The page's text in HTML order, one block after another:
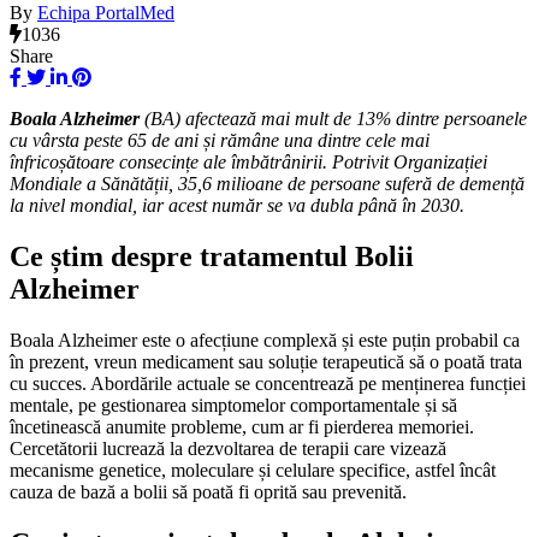
By Echipa PortalMed
1036
Share
Boala Alzheimer(BA) afectează mai mult de 13% dintre persoanele
cu vârsta peste 65 de ani și rămâne una dintre cele mai
înfricoșătoare consecințe ale îmbătrânirii. Potrivit Organizației
Mondiale a Sănătății, 35,6 milioane de persoane suferă de demență
la nivel mondial, iar acest număr se va dubla până în 2030.
Ce știm despre tratamentul Bolii
Alzheimer
Boala Alzheimer este o afecțiune complexă și este puțin probabil ca
în prezent, vreun medicament sau soluție terapeutică să o poată trata
cu succes. Abordările actuale se concentrează pe menținerea funcției
mentale, pe gestionarea simptomelor comportamentale și să
încetinească anumite probleme, cum ar fi pierderea memoriei.
Cercetătorii lucrează la dezvoltarea de terapii care vizează
mecanisme genetice, moleculare și celulare specifice, astfel încât
cauza de bază a bolii să poată fi oprită sau prevenită.